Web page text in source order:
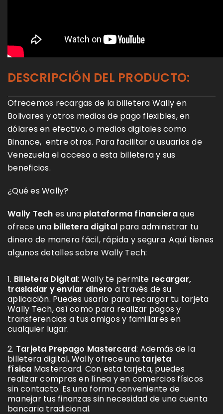
DESCRIPCIÓN DEL PRODUCTO:
Ofrecemos recargas de la billetera Wally en
Bolivares y otros medios de pago flexibles, en
dólares en efectivo, o medios digitales como
Binance, entre otros. Para facilitar a usuarios de
Venezuela el acceso a esta billetera y sus
beneficios.
¿Qué es Wally?
Wally Tech es una plataforma financieraque
ofrece una billetera digital para administrar tu
dinero de manera fácil, rápida y segura. Aquí tienes
algunos detalles sobre Wally Tech:
Billetera Digital: Wally te permite recargar,
trasladar y enviar dinero a través de su
aplicación. Puedes usarlo para recargar tu tarjeta
Wally Tech, así como para realizar pagos y
transferencias a tus amigos y familiares en
cualquier lugar.
Tarjeta Prepago Mastercard: Además de la
billetera digital, Wally ofrece una tarjeta
física Mastercard. Con esta tarjeta, puedes
realizar compras en línea y en comercios físicos
sin contacto. Es una forma conveniente de
manejar tus finanzas sin necesidad de una cuenta
bancaria tradicional.